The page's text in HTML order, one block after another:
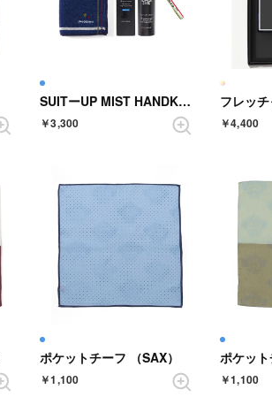
SUITーUP MIST HANDKERCHIEF GIFT SET【返品不可商品】 （AZZURRO）
￥3,300 ￥4,400
ポケットチーフ （SAX）
￥1,100 ￥1,100